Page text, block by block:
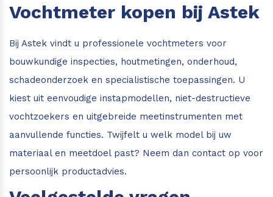
Vochtmeter kopen bij Astek
Bij Astek vindt u professionele vochtmeters voor
bouwkundige inspecties, houtmetingen, onderhoud,
schadeonderzoek en specialistische toepassingen. U
kiest uit eenvoudige instapmodellen, niet-destructieve
vochtzoekers en uitgebreide meetinstrumenten met
aanvullende functies. Twijfelt u welk model bij uw
materiaal en meetdoel past? Neem dan contact op voor
persoonlijk productadvies.